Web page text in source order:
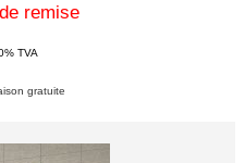
remise
avec 20% TVA
gratuite